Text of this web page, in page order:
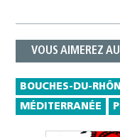
VOUS AIMEREZ
BOUCHES-DU-
MÉDITERRANÉE